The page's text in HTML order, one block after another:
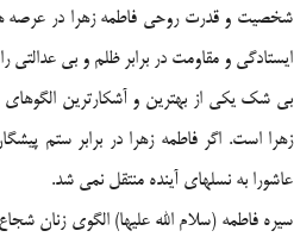
شخصيت و قدرت روحي فاطمه زهرا در
ايستادگي و مقاومت در برابر ظلم و بي عدالتي
بي شك يكي از بهترين و آشكارترين
زهرا است. اگر فاطمه زهرا در برابر ستم
عاشورا به نسلهاي آينده منتقل نمي شد.
سيره فاطمه (سلام الله علیها) الگوي زنان